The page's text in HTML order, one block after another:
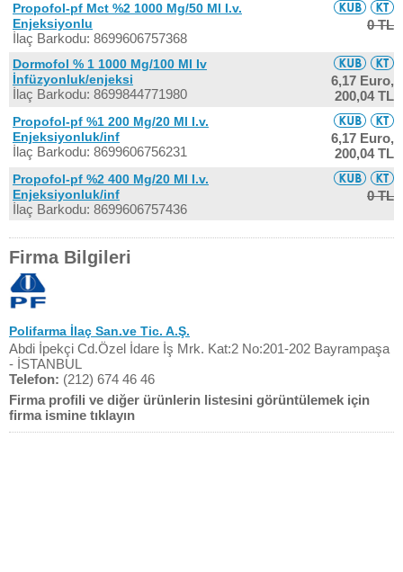
Propofol-pf Mct %2 1000 Mg/50 Ml I.v.
Enjeksiyonlu
İlaç Barkodu: 8699606757368
0 TL
Dormofol % 1 1000 Mg/100 Ml Iv
İnfüzyonluk/enjeksi
İlaç Barkodu: 8699844771980
6,17 Euro,
200,04 TL
Propofol-pf %1 200 Mg/20 Ml I.v.
Enjeksiyonluk/inf
İlaç Barkodu: 8699606756231
6,17 Euro,
200,04 TL
Propofol-pf %2 400 Mg/20 Ml I.v.
Enjeksiyonluk/inf
İlaç Barkodu: 8699606757436
0 TL
Firma Bilgileri
Polifarma İlaç San.ve Tic. A.Ş.
Abdi İpekçi Cd.Özel İdare İş Mrk. Kat:2 No:201-202 Bayrampaşa
- İSTANBUL
Telefon: (212) 674 46 46
Firma profili ve diğer ürünlerin listesini görüntülemek için
firma ismine tıklayın